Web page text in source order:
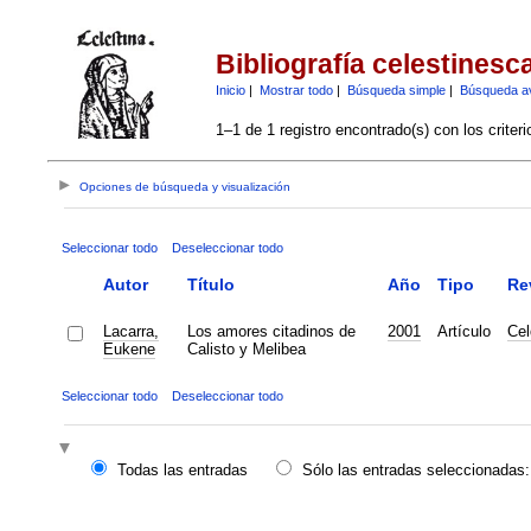
Bibliografía
Inicio| Mostrar todo| Búsqueda simple| Búsqueda
1–1 de 1 registro encontrado(s) con los
Opciones de búsqueda y visualización
Seleccionar todo Deseleccionar todo
Autor Título Año Tipo
Lacarra,
Eukene
Los amores citadinos de
Calisto y Melibea
2001 Artículo
Seleccionar todo Deseleccionar todo
Todas las entradas
Sólo las entradas seleccionadas: